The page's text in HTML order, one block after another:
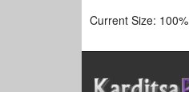
Current Size: 100%